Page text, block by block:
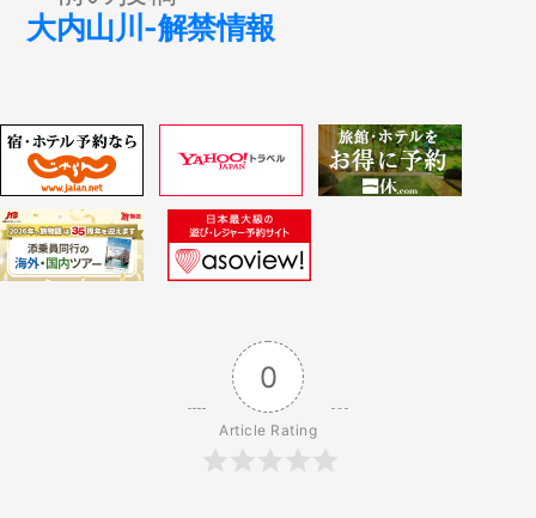
ナ
ゲ
ー
シ
の
大内山川-解禁情報
0
Article Rating